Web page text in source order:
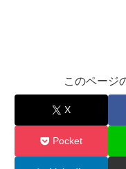
このページ
X
Pocket